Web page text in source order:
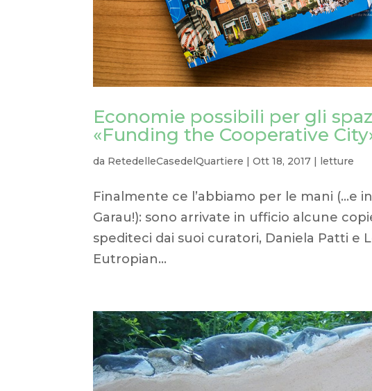
Economie possibili per gli
«Funding the Cooperative
da RetedelleCasedelQuartiere |Ott 18, 2017 | letture
Finalmente ce l’abbiamo per le mani (…e
Garau!): sono arrivate in ufficio alcune
spediteci dai suoi curatori, Daniela Patti e
Eutropian...